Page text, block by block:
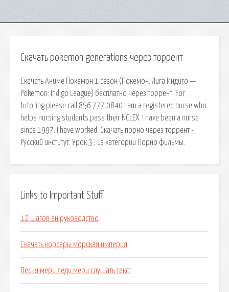
Скачать pokemon generations через торрент
Скачать Аниме Покемон 1 сезон (Покемон: Лига Индиго —
Pokemon: Indigo League) бесплатно через торрент. For
tutoring please call 856.777.0840 I am a registered nurse who
helps nursing students pass their NCLEX. I have been a nurse
since 1997. I have worked. Скачать порно через торрент -
Русский институт. Урок 3 , из категории Порно фильмы.
Links to Important Stuff
12 шагов ан руководство
Скачать корсары морская империя
Песня мери леди мери слушать текст